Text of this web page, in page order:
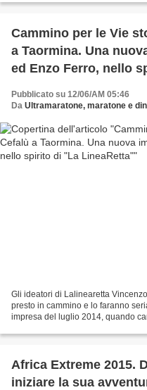
Cammino per le Vie
a Taormina. Una
ed Enzo Ferro, nello
Pubblicato su 12/06/AM 05:46
Da Ultramaratone, maratone e
Gli ideatori di Lalinearetta
presto in cammino e lo faranno
impresa del luglio 2014, quando
Africa Extreme 2015.
iniziare la sua